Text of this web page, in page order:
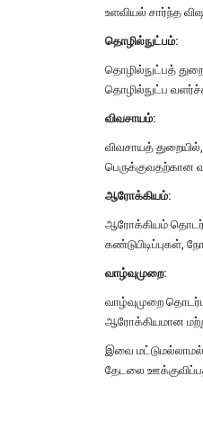
உளவியல் சார்ந்த
தொழில்நுட்பம்:
தொழில்நுட்பத்
தொழில்நுட்ப
விவசாயம்:
விவசாயத்
பெருக்குவதற்கான
ஆரோக்கியம்:
ஆரோக்கியம்
வாழ்வுமுறை:
வாழ்வுமுறை
ஆரோக்கியமான
இவை மட்டுமல்லாமல்,
தேடலை